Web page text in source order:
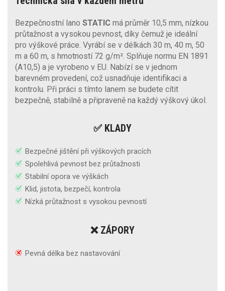
Bezpečnostní lano STATIC má průměr 10,5 mm, nízkou
průtažnost a vysokou pevnost, díky čemuž je ideální
pro výškové práce. Vyrábí se v délkách 30 m, 40 m, 50
m a 60 m, s hmotností 72 g/m². Splňuje normu EN 1891
(A10,5) a je vyrobeno v EU. Nabízí se v jednom
barevném provedení, což usnadňuje identifikaci a
kontrolu. Při práci s tímto lanem se budete cítit
bezpečně, stabilně a připraveně na každý výškový úkol.
✅ KLADY
Bezpečné jištění při výškových pracích
Spolehlivá pevnost bez průtažnosti
Stabilní opora ve výškách
Klid, jistota, bezpečí, kontrola
Nízká průtažnost s vysokou pevností
❌ ZÁPORY
Pevná délka bez nastavování